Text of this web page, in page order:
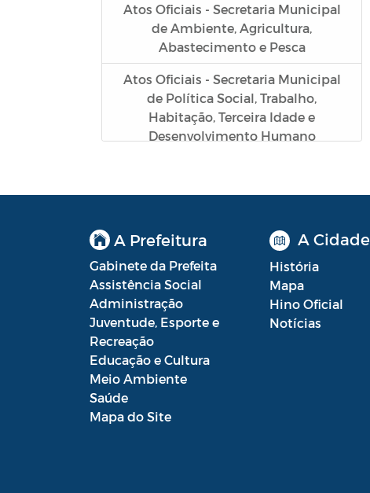
Atos Oficiais - Secretaria Municipal
de Ambiente, Agricultura,
Abastecimento e Pesca
Atos Oficiais - Secretaria Municipal
de Política Social, Trabalho,
Habitação, Terceira Idade e
Desenvolvimento Humano
Aviso de rescisão unilateral
CADEP - Comissão de Análise de
Defesa Prévia
CONCURSO GUARDA MUNICIPAL Nº
Concurso Público
Conselho Municipal - CACS FUNDEB
Conselho Municipal de Assistência
Social de Araruama - COMASO
A Prefeitura
Gabinete da Prefeita
Assistência Social
Administração
Juventude, Esporte e
Recreação
Educação e Cultura
Meio Ambiente
Saúde
Mapa do Site
A Cidade
História
Mapa
Hino Oficial
Notícias